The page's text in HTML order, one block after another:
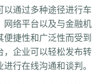
以通过多种途径进行车
网络平台以及与金融机
捷性和广泛性而受到
，企业可以轻松发布转
行在线沟通和谈判。